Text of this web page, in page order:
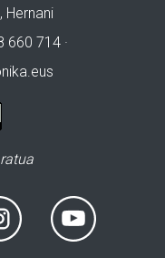
Hernani
660 714 ·